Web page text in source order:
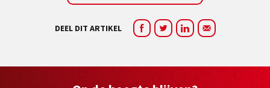
DEEL DIT ARTIKEL